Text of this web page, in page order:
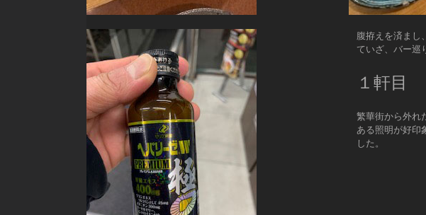
腹拵えを済まし
ていざ、バー巡
１軒目
繁華街から外れ
ある照明が好印
した。